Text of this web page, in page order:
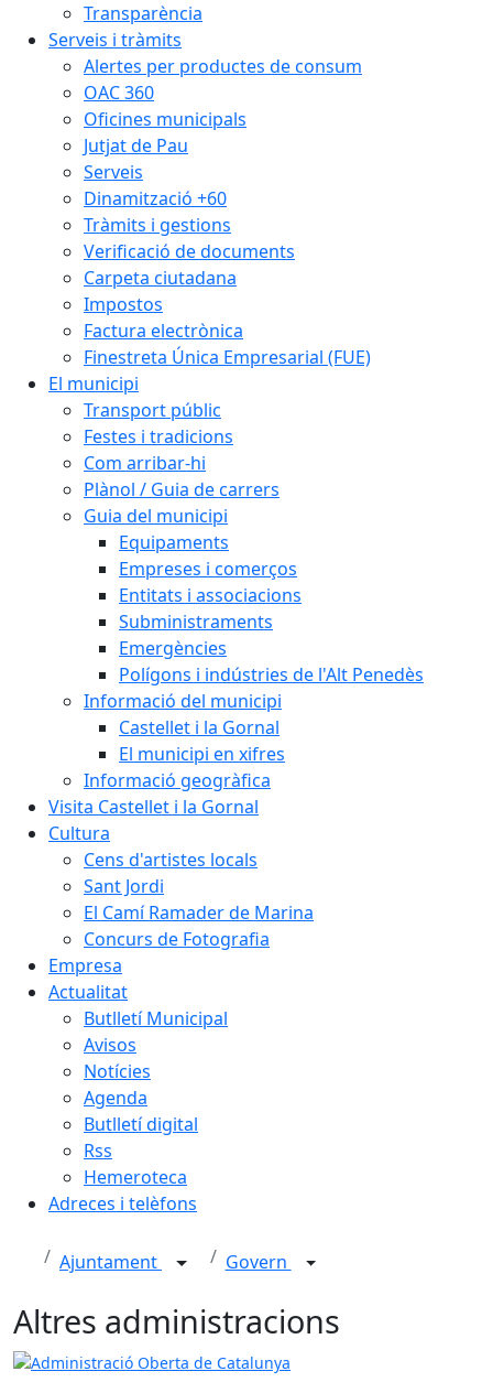
Transparència
Serveis i tràmits
Alertes per productes de consum
OAC 360
Oficines municipals
Jutjat de Pau
Serveis
Dinamització +60
Tràmits i gestions
Verificació de documents
Carpeta ciutadana
Impostos
Factura electrònica
Finestreta Única Empresarial (FUE)
El municipi
Transport públic
Festes i tradicions
Com arribar-hi
Plànol / Guia de carrers
Guia del municipi
Equipaments
Empreses i comerços
Entitats i associacions
Subministraments
Emergències
Polígons i indústries de l'Alt Penedès
Informació del municipi
Castellet i la Gornal
El municipi en xifres
Informació geogràfica
Visita Castellet i la Gornal
Cultura
Cens d'artistes locals
Sant Jordi
El Camí Ramader de Marina
Concurs de Fotografia
Empresa
Actualitat
Butlletí Municipal
Avisos
Notícies
Agenda
Butlletí digital
Rss
Hemeroteca
Adreces i telèfons
Ajuntament Govern
Altres administracions